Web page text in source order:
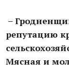
–
репутацию
Мясная и